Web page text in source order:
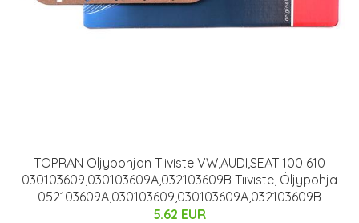
TOPRAN Öljypohjan Tiiviste VW,AUDI,SEAT 100 610
030103609,030103609A,032103609B Tiiviste, Öljypohja
052103609A,030103609,030103609A,032103609B
5.62 EUR